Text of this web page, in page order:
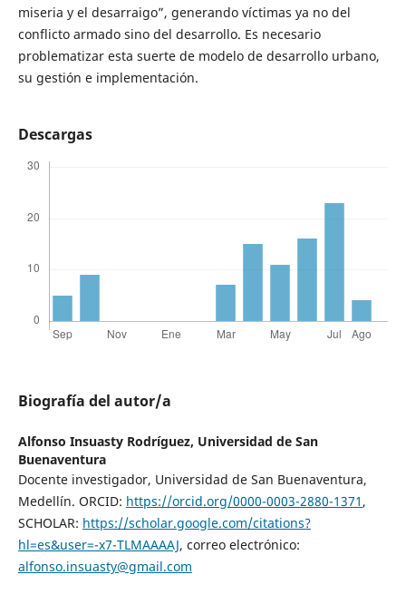
miseria y el desarraigo”, generando víctimas ya no del
conflicto armado sino del desarrollo. Es necesario
problematizar esta suerte de modelo de desarrollo urbano,
su gestión e implementación.
Descargas
Biografía del autor/a
Alfonso Insuasty Rodríguez, Universidad de San
Buenaventura
Docente investigador, Universidad de San Buenaventura,
Medellín. ORCID: https://orcid.org/0000-0003-2880-1371 ,
SCHOLAR: https://scholar.google.com/citations?
hl=es&user=-x7-TLMAAAAJ, correo electrónico:
alfonso.insuasty@gmail.com